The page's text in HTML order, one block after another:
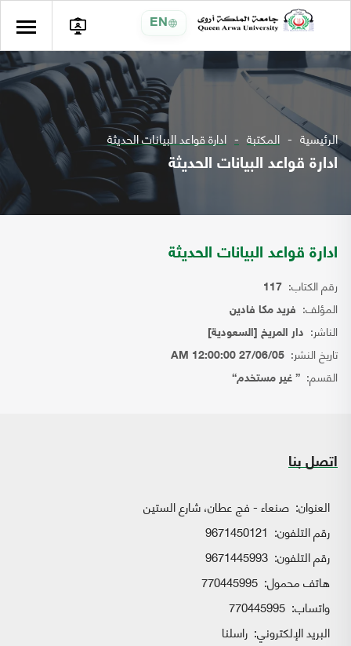
EN
الرئيسية المكتبة ادارة قواعد البيانات الحديثة
ادارة قواعد البيانات الحديثة
ادارة قواعد البيانات الحديثة
رقم الكتاب: 117
المؤلف: فريد مكا فادين
الناشر: دار المريخ [السعودية]
تاريخ النشر: 27/06/05 12:00:00 AM
القسم: { غير مستخدم}
اتصل بنا
العنوان: صنعاء - فج عطان، شارع الستين
رقم التلفون: 9671450121
رقم التلفون: 9671445993
هاتف محمول: 770445995
واتساب:
البريد الإلكتروني: راسلنا